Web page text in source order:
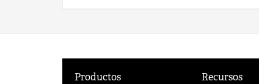
Productos Recursos